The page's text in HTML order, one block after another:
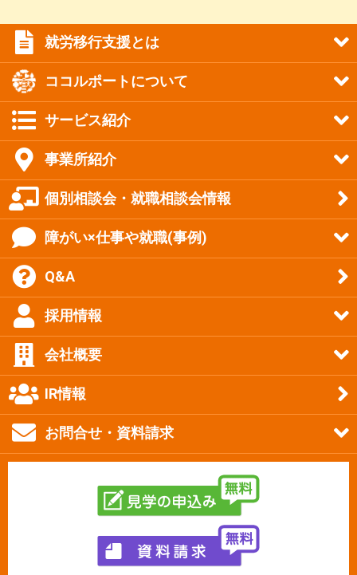
就労移行支援とは
ココルポートについて
サービス紹介
事業所紹介
個別相談会・就職相談会情報
障がい×仕事や就職(事例)
Q&A
採用情報
会社概要
IR情報
お問合せ・資料請求